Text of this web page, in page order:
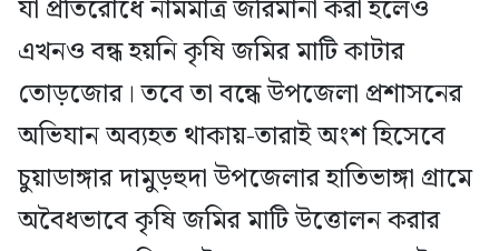
যা প্রতিরোধে নামমাত্র জরিমানা করা হলেও
এখনও বন্ধ হয়নি কৃষি জমির মাটি কাটার
তোড়জোর। তবে তা বন্ধে উপজেলা প্রশাসনের
অভিযান অব্যহত থাকায়-তারাই অংশ হিসেবে
চুয়াডাঙ্গার দামুড়হুদা উপজেলার হাতিভাঙ্গা গ্রামে
অবৈধভাবে কৃষি জমির মাটি উত্তোলন করার